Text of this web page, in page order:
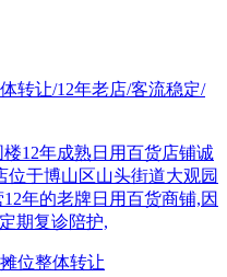
转让/12年老店/客流稳定/
12年成熟日用百货店铺诚
于博山区山头街道大观园
年的老牌日用百货商铺,因
期复诊陪护,
位整体转让